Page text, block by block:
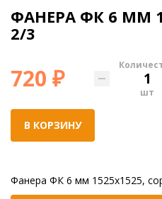
ФАНЕРА ФК 6 ММ
2/3
720 ₽ шт
В КОРЗИНУ
Фанера ФК 6 мм 1525x1525,